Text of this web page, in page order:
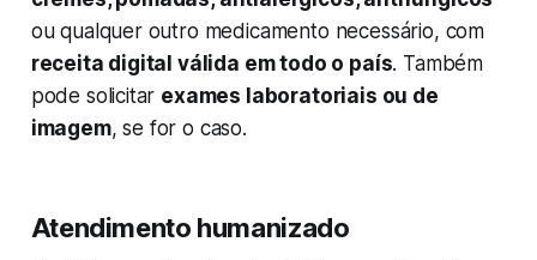
ou qualquer outro medicamento necessário, com
receita digital válida em todo o país. Também
pode solicitar exames laboratoriais ou de
imagem, se for o caso.
Atendimento humanizado